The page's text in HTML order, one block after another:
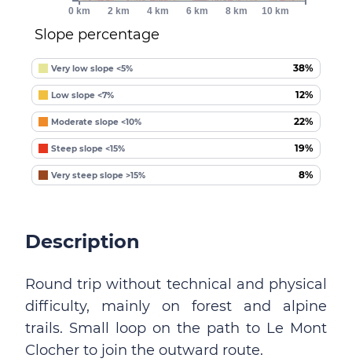
Slope percentage
Very low slope <5% 38%
Low slope <7% 12%
Moderate slope <10% 22%
Steep slope <15% 19%
Very steep slope >15% 8%
0 km 2 km 4 km 6 km 8 km 10 km
Description
Round trip without technical and physical
difficulty, mainly on forest and alpine
trails. Small loop on the path to Le Mont
Clocher to join the outward route.